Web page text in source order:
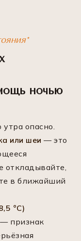
ночью
опасно.
или шеи — это
откладывайте,
в ближайший
°C)
— признак